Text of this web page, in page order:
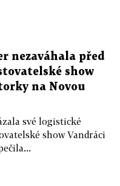
nezaváhala před
show
na Novou
své logistické
show Vandráci